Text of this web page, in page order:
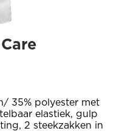
35% polyester met
elastiek, gulp
2 steekzakken in